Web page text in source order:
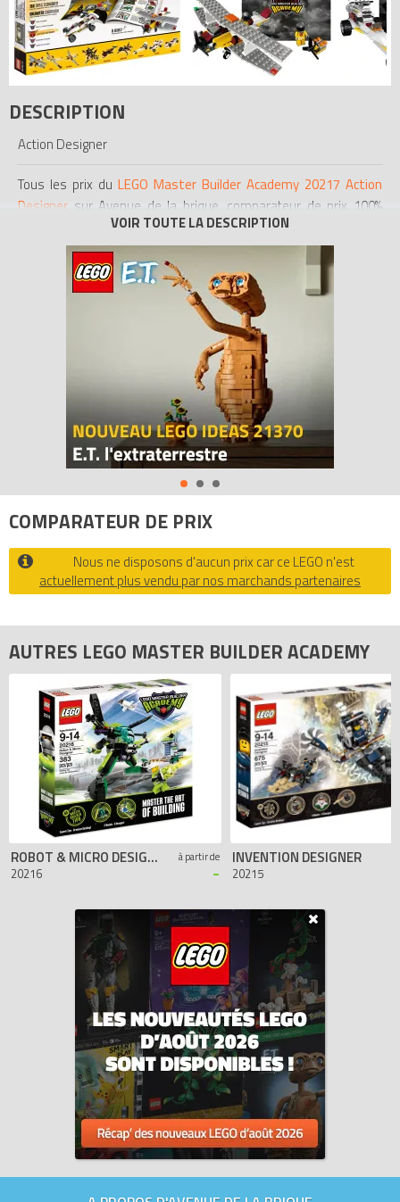
DESCRIPTION
Action Designer
Tous les prix du LEGO Master Builder Academy 20217 Action
Designer sur Avenue de la brique, comparateur de prix 100%
Code EAN du LEGO Master Builder Academy 20217 :
0673419201735.
COMPARATEUR DE PRIX
Nous ne disposons d'aucun prix car ce LEGO n'est
actuellement plus vendu par nos marchands partenaires
AUTRES LEGO MASTER BUILDER ACADEMY
ROBOT & MICRO DESIGNER
20216
à partir de
-
INVENTION DESIGNER
20215